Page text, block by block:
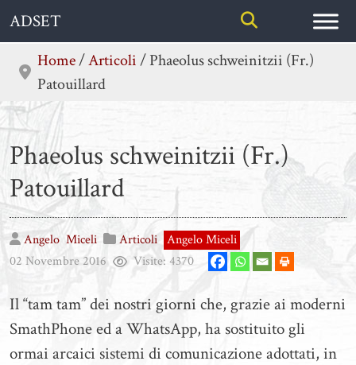
Skip
content
ADSET
Home/Articoli/Phaeolus schweinitzii (Fr.)
Patouillard
Phaeolus schweinitzii (Fr.)
Patouillard
Angelo Miceli Articoli Angelo Miceli
02 Novembre 2016
Visite: 4370
Il “tam tam” dei nostri giorni che, grazie ai moderni
SmathPhone ed a WhatsApp, ha sostituito gli
ormai arcaici sistemi di comunicazione adottati, in